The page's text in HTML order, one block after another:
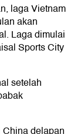
laga Vietnam
akan
Laga dimulai
Sports City
setelah
delapan